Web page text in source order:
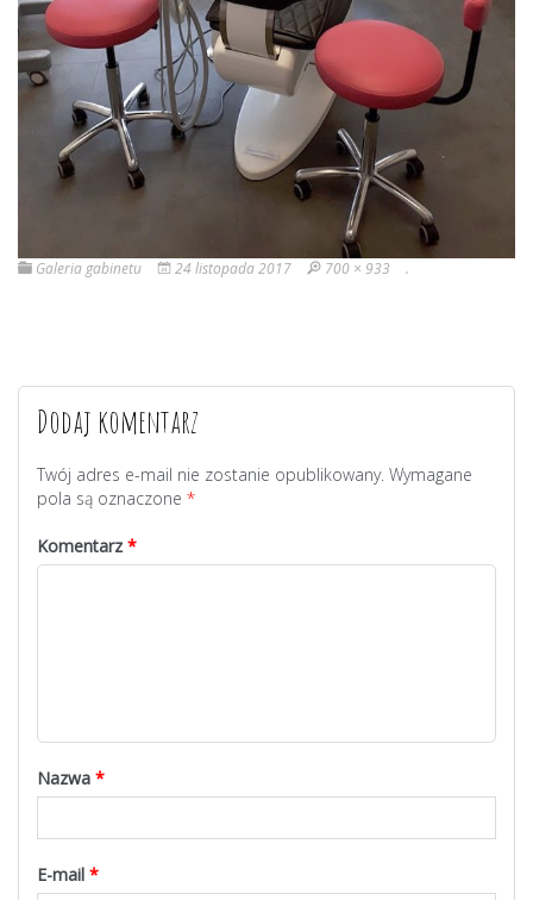
Galeria gabinetu 24 listopada 2017 700 × 933 .
Dodaj komentarz
Twój adres e-mail nie zostanie opublikowany. Wymagane
pola są oznaczone *
Komentarz*
Nazwa *
E-mail *